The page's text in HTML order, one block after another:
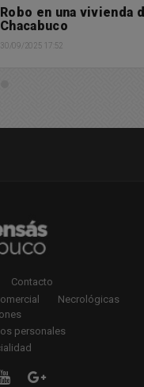
en una vivienda de
2025 17:52
Contacto
Necrológicas
personales